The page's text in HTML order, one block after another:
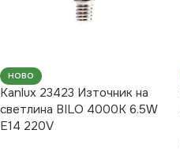
НОВО
Kanlux 23423 Източник на
светлина BILO 4000K 6.5W
E14 220V